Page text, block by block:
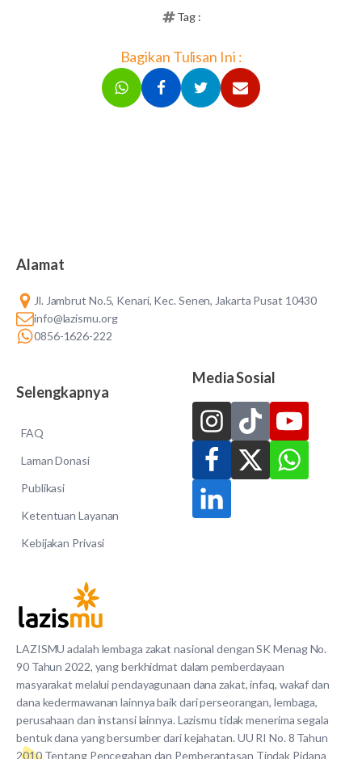
Tag :
Bagikan Tulisan Ini :
LAZISMU adalah lembaga zakat nasional dengan SK Menag No.
90 Tahun 2022, yang berkhidmat dalam pemberdayaan
masyarakat melalui pendayagunaan dana zakat, infaq, wakaf dan
dana kedermawanan lainnya baik dari perseorangan, lembaga,
perusahaan dan instansi lainnya. Lazismu tidak menerima segala
bentuk dana yang bersumber dari kejahatan. UU RI No. 8 Tahun
2010 Tentang Pencegahan dan Pemberantasan Tindak Pidana
Alamat
Jl. Jambrut No.5, Kenari, Kec. Senen, Jakarta Pusat 10430
info@lazismu.org
0856-1626-222
Selengkapnya
FAQ
Laman Donasi
Publikasi
Ketentuan Layanan
Kebijakan Privasi
Media Sosial